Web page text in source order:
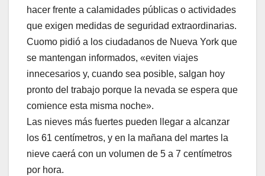
hacer frente a calamidades públicas o actividades
que exigen medidas de seguridad extraordinarias.
Cuomo pidió a los ciudadanos de Nueva York que
se mantengan informados, «eviten viajes
innecesarios y, cuando sea posible, salgan hoy
pronto del trabajo porque la nevada se espera que
comience esta misma noche».
Las nieves más fuertes pueden llegar a alcanzar
los 61 centímetros, y en la mañana del martes la
nieve caerá con un volumen de 5 a 7 centímetros
por hora.